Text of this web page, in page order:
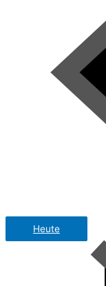
Heute